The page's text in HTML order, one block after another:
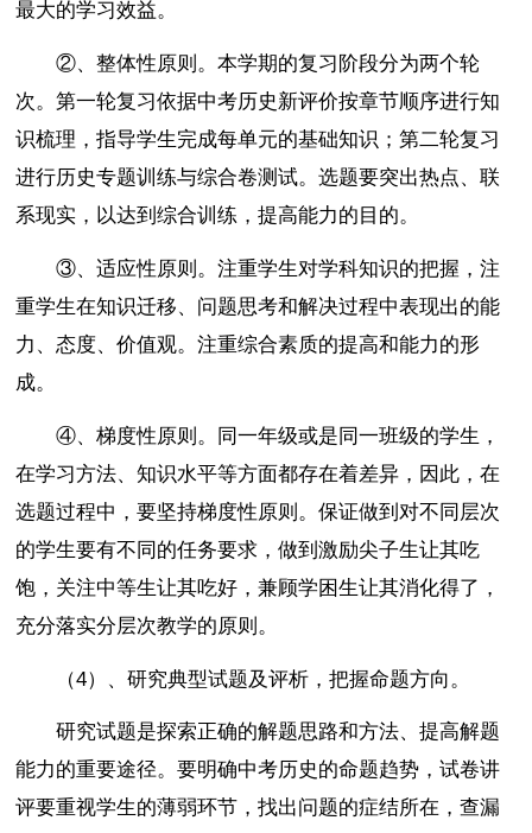
最大的学习效益。
②、整体性原则。本学期的复习阶段分为两个轮
次。第一轮复习依据中考历史新评价按章节顺序进行知
识梳理，指导学生完成每单元的基础知识；第二轮复习
进行历史专题训练与综合卷测试。选题要突出热点、联
系现实，以达到综合训练，提高能力的目的。
③、适应性原则。注重学生对学科知识的把握，注
重学生在知识迁移、问题思考和解决过程中表现出的能
力、态度、价值观。注重综合素质的提高和能力的形
成。
④、梯度性原则。同一年级或是同一班级的学生，
在学习方法、知识水平等方面都存在着差异，因此，在
选题过程中，要坚持梯度性原则。保证做到对不同层次
的学生要有不同的任务要求，做到激励尖子生让其吃
饱，关注中等生让其吃好，兼顾学困生让其消化得了，
充分落实分层次教学的原则。
（4）、研究典型试题及评析，把握命题方向。
研究试题是探索正确的解题思路和方法、提高解题
能力的重要途径。要明确中考历史的命题趋势，试卷讲
评要重视学生的薄弱环节，找出问题的症结所在，查漏